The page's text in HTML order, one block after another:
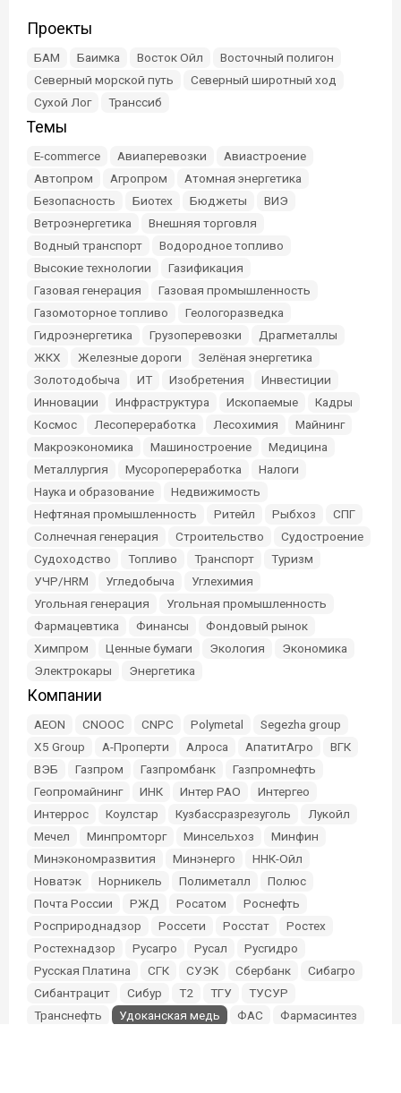
Проекты
БАМ Баимка Восток Ойл
Восточный полигон
Северный морской путь
Северный широтный ход
Сухой Лог
Транссиб
Темы
E-commerce Авиаперевозки
Авиастроение
Автопром
Агропром
Атомная энергетика
Безопасность
Биотех Бюджеты
ВИЭ
Ветроэнергетика
Внешняя торговля
Водный транспорт
Водородное топливо
Высокие технологии
Газификация
Газовая генерация
Газовая промышленность
Газомоторное топливо
Геологоразведка
Гидроэнергетика
Грузоперевозки
Драгметаллы
ЖКХ
Железные дороги
Зелёная энергетика
Золотодобыча
ИТ Изобретения
Инвестиции
Инновации
Инфраструктура Ископаемые
Кадры
Космос
Лесопереработка Лесохимия
Майнинг
Макроэкономика
Машиностроение
Медицина
Металлургия
Мусоропереработка
Налоги
Наука и образование
Недвижимость
Нефтяная промышленность
Ритейл Рыбхоз
СПГ
Солнечная генерация
Строительство
Судостроение
Судоходство
Топливо Транспорт
Туризм
УЧР/HRM
Угледобыча
Углехимия
Угольная генерация
Угольная промышленность
Фармацевтика
Финансы
Фондовый рынок
Химпром
Ценные бумаги Экология
Экономика
Электрокары
Энергетика
Компании
AEON CNOOC CNPC Polymetal
Segezha group
X5 Group
А-Проперти Алроса АпатитАгро
ВГК
ВЭБ
Газпром Газпромбанк
Газпромнефть
Геопромайнинг
ИНК Интер РАО
Интергео
Интеррос
Коулстар Кузбассразрезуголь
Лукойл
Мечел
Минпромторг Минсельхоз
Минфин
Минэкономразвития
Минэнерго
ННК-Ойл
Новатэк
Норникель Полиметалл
Полюс
Почта России
РЖД Росатом
Роснефть
Росприроднадзор
Россети Росстат
Ростех
Ростехнадзор
Русагро Русал
Русгидро
Русская Платина
СГК СУЭК Сбербанк
Сибагро
Сибантрацит
Сибур Т2 ТГУ
ТУСУР
Транснефть
Удоканская медь ФАС
Фармасинтез